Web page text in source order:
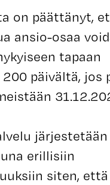
on päättänyt,
ansio-osaa
tapaan
päivältä, jos
järjestetään
erillisiin
siten,